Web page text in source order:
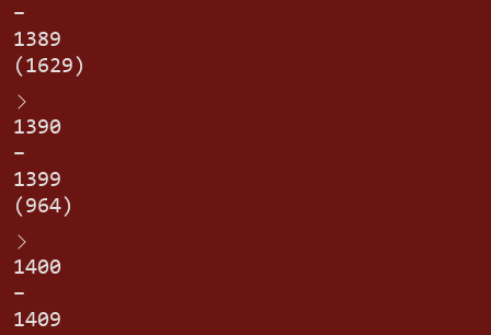
–
1389
(1629)
1390
–
1399
(964)
1400
–
1409